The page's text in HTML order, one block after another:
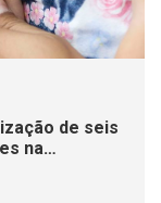
de seis
na